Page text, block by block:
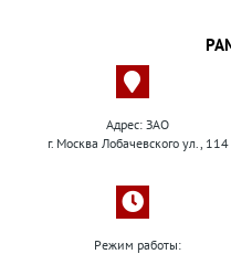
Адрес: ЗАО
г. Москва Лобачевского ул., 114
Режим работы: